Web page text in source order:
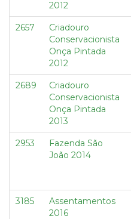
2012
2657
Criadouro
Conservacionista
Onça Pintada
2012
2689
Criadouro
Conservacionista
Onça Pintada
2013
2953
Fazenda São
João 2014
3185
Assentamentos
2016